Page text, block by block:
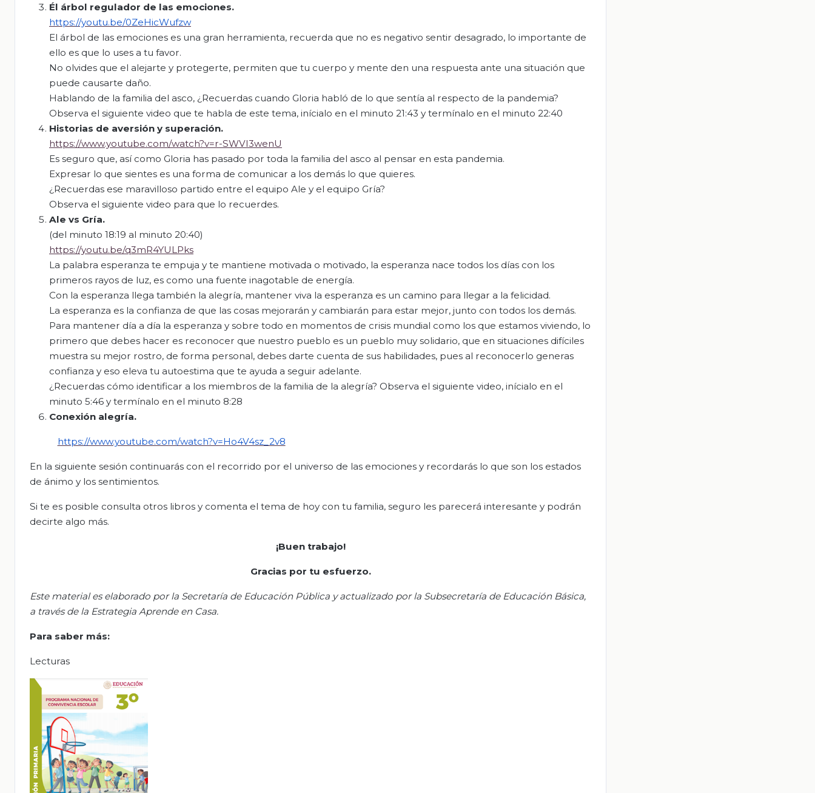
Él árbol regulador de las emociones.
https://youtu.be/0ZeHicWufzw
El árbol de las emociones es una gran herramienta, recuerda que no es negativo sentir desagrado, lo importante de
ello es que lo uses a tu favor.
No olvides que el alejarte y protegerte, permiten que tu cuerpo y mente den una respuesta ante una situación que
puede causarte daño.
Hablando de la familia del asco, ¿Recuerdas cuando Gloria habló de lo que sentía al respecto de la pandemia?
Observa el siguiente video que te habla de este tema, inícialo en el minuto 21:43 y termínalo en el minuto 22:40
Historias de aversión y superación.
https://www.youtube.com/watch?v=r-SWVI3wenU
Es seguro que, así como Gloria has pasado por toda la familia del asco al pensar en esta pandemia.
Expresar lo que sientes es una forma de comunicar a los demás lo que quieres.
¿Recuerdas ese maravilloso partido entre el equipo Ale y el equipo Gría?
Observa el siguiente video para que lo recuerdes.
Ale vs Gría.
(del minuto 18:19 al minuto 20:40)
https://youtu.be/q3mR4YULPks
La palabra esperanza te empuja y te mantiene motivada o motivado, la esperanza nace todos los días con los
primeros rayos de luz, es como una fuente inagotable de energía.
Con la esperanza llega también la alegría, mantener viva la esperanza es un camino para llegar a la felicidad.
La esperanza es la confianza de que las cosas mejorarán y cambiarán para estar mejor, junto con todos los demás.
Para mantener día a día la esperanza y sobre todo en momentos de crisis mundial como los que estamos viviendo, lo
primero que debes hacer es reconocer que nuestro pueblo es un pueblo muy solidario, que en situaciones difíciles
muestra su mejor rostro, de forma personal, debes darte cuenta de sus habilidades, pues al reconocerlo generas
confianza y eso eleva tu autoestima que te ayuda a seguir adelante.
¿Recuerdas cómo identificar a los miembros de la familia de la alegría? Observa el siguiente video, inícialo en el
minuto 5:46 y termínalo en el minuto 8:28
Conexión alegría.
https://www.youtube.com/watch?v=Ho4V4sz_2v8
En la siguiente sesión continuarás con el recorrido por el universo de las emociones y recordarás lo que son los estados
de ánimo y los sentimientos.
Si te es posible consulta otros libros y comenta el tema de hoy con tu familia, seguro les parecerá interesante y podrán
decirte algo más.
¡Buen trabajo!
Gracias por tu esfuerzo.
Este material es elaborado por la Secretaría de Educación Pública y actualizado por la Subsecretaría de Educación Básica,
a través de la Estrategia Aprende en Casa.
Para saber más:
Lecturas